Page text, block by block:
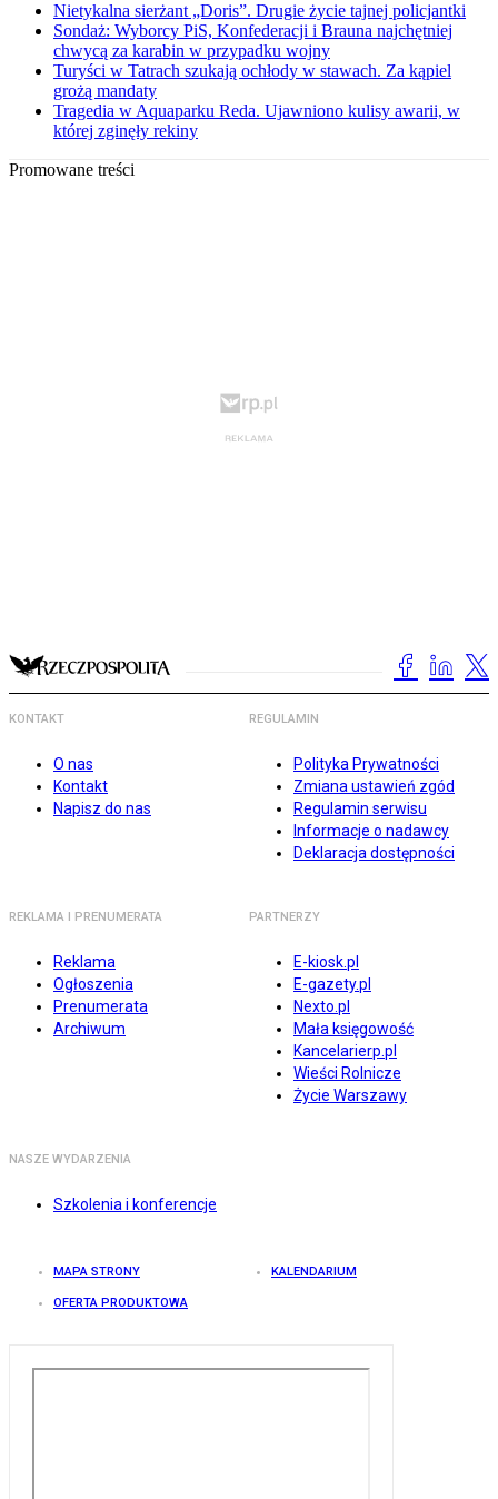
Nietykalna sierżant „Doris”. Drugie życie tajnej policjantki
Sondaż: Wyborcy PiS, Konfederacji i Brauna najchętniej
chwycą za karabin w przypadku wojny
Turyści w Tatrach szukają ochłody w stawach. Za kąpiel
grożą mandaty
Tragedia w Aquaparku Reda. Ujawniono kulisy awarii, w
której zginęły rekiny
Promowane treści
KONTAKT
O nas
Kontakt
Napisz do nas
REGULAMIN
Polityka Prywatności
Zmiana ustawień zgód
Regulamin serwisu
Informacje o nadawcy
Deklaracja dostępności
REKLAMA I PRENUMERATA
Reklama
Ogłoszenia
Prenumerata
Archiwum
PARTNERZY
E-kiosk.pl
E-gazety.pl
Nexto.pl
Mała księgowość
Kancelarierp.pl
Wieści Rolnicze
Życie Warszawy
NASZE WYDARZENIA
Szkolenia i konferencje
MAPA STRONY KALENDARIUM
OFERTA PRODUKTOWA